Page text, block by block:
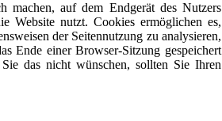
machen, auf dem Endgerät des Nutzers
Website nutzt. Cookies ermöglichen es,
der Seitennutzung zu analysieren,
Ende einer Browser-Sitzung gespeichert
das nicht wünschen, sollten Sie Ihren